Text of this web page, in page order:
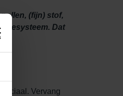
(fijn) stof,
Dat
Vervang